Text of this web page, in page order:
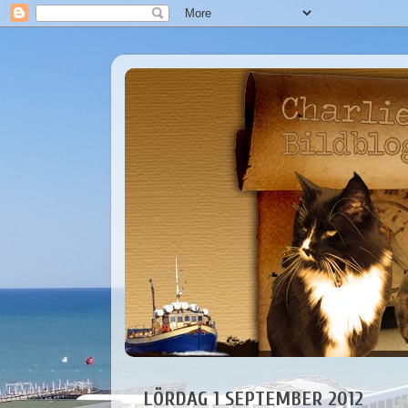
LÖRDAG 1 SEPTEMBER 2012